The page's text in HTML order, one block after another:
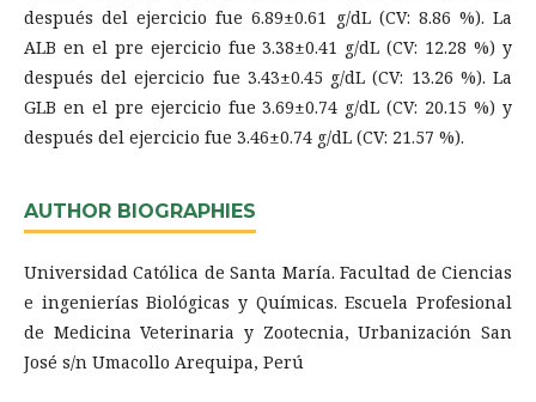
después del ejercicio fue 6.89±0.61 g/dL (CV: 8.86 %). La
ALB en el pre ejercicio fue 3.38±0.41 g/dL (CV: 12.28 %) y
después del ejercicio fue 3.43±0.45 g/dL (CV: 13.26 %). La
GLB en el pre ejercicio fue 3.69±0.74 g/dL (CV: 20.15 %) y
después del ejercicio fue 3.46±0.74 g/dL (CV: 21.57 %).
AUTHOR BIOGRAPHIES
Universidad Católica de Santa María. Facultad de Ciencias
e ingenierías Biológicas y Químicas. Escuela Profesional
de Medicina Veterinaria y Zootecnia, Urbanización San
José s/n Umacollo Arequipa, Perú